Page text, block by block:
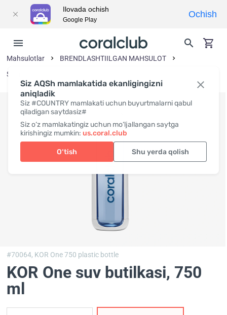
Siz AQSh mamlakatida ekanligingizni
aniqladik
Siz #COUNTRY mamlakati uchun buyurtmalarni qabul
qiladigan saytdasiz#
Siz o‘z mamlakatingiz uchun mo‘ljallangan saytga
kirishingiz mumkin: us.coral.club
O‘tish Shu yerda qolish
Mahsulotlar
BRENDLASHTIILGAN MAHSULOT
Sport tovarlari
#70064, KOR One 750 plastic bottle
KOR One suv butilkasi, 750
ml
Ilovada ochish
Google Play
Ochish